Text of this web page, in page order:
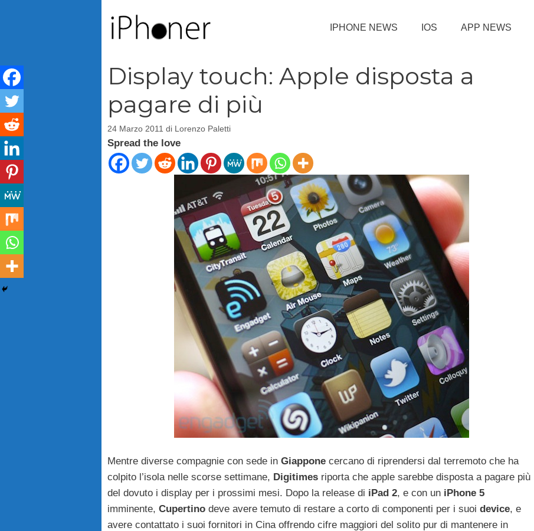
IPHONE NEWS IOS APP NEWS
Display touch: Apple disposta a
pagare di più
24 Marzo 2011 di Lorenzo Paletti
Spread the love
Mentre diverse compagnie con sede in Giappone cercano di riprendersi dal terremoto che ha
colpito l’isola nelle scorse settimane, Digitimes riporta che apple sarebbe disposta a pagare più
del dovuto i display per i prossimi mesi. Dopo la release di iPad 2, e con un iPhone 5
imminente, Cupertino deve avere temuto di restare a corto di componenti per i suoi device, e
avere contattato i suoi fornitori in Cina offrendo cifre maggiori del solito pur di mantenere in